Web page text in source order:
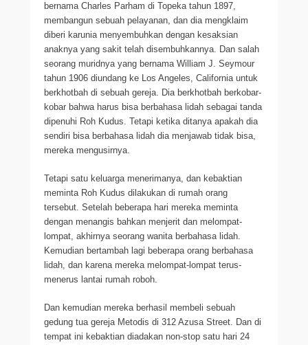
bernama Charles Parham di Topeka tahun 1897,
membangun sebuah pelayanan, dan dia mengklaim
diberi karunia menyembuhkan dengan kesaksian
anaknya yang sakit telah disembuhkannya. Dan salah
seorang muridnya yang bernama William J. Seymour
tahun 1906 diundang ke Los Angeles, California untuk
berkhotbah di sebuah gereja. Dia berkhotbah berkobar-
kobar bahwa harus bisa berbahasa lidah sebagai tanda
dipenuhi Roh Kudus. Tetapi ketika ditanya apakah dia
sendiri bisa berbahasa lidah dia menjawab tidak bisa,
mereka mengusirnya.
Tetapi satu keluarga menerimanya, dan kebaktian
meminta Roh Kudus dilakukan di rumah orang
tersebut. Setelah beberapa hari mereka meminta
dengan menangis bahkan menjerit dan melompat-
lompat, akhirnya seorang wanita berbahasa lidah.
Kemudian bertambah lagi beberapa orang berbahasa
lidah, dan karena mereka melompat-lompat terus-
menerus lantai rumah roboh.
Dan kemudian mereka berhasil membeli sebuah
gedung tua gereja Metodis di 312 Azusa Street. Dan di
tempat ini kebaktian diadakan non-stop satu hari 24